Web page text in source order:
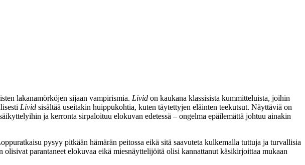
lakanamörköjen sijaan vampirismia. Livid on kaukana klassisista kummitteluista, joihin
Livid sisältää useitakin huippukohtia, kuten täytettyjen eläinten teekutsut. Näyttäviä on
ja kerronta sirpaloituu elokuvan edetessä – ongelma epäilemättä johtuu ainakin
pysyy pitkään hämärän peitossa eikä sitä saavuteta kulkemalla tuttuja ja turvallisia
parantaneet elokuvaa eikä miesnäyttelijöitä olisi kannattanut käsikirjoittaa mukaan